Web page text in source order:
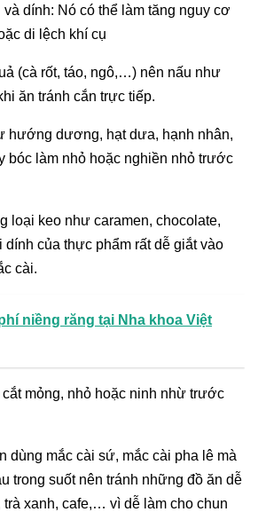
dính: Nó có thể làm tăng nguy cơ
di lệch khí cụ
(cà rốt, táo, ngô,…) nên nấu như
ăn tránh cắn trực tiếp.
hướng dương, hạt dưa, hạnh nhân,
bóc làm nhỏ hoặc nghiền nhỏ trước
loại keo như caramen, chocolate,
của thực phẩm rất dễ giắt vào
cài.
niềng răng tại Nha khoa Việt
mỏng, nhỏ hoặc ninh nhừ trước
dùng mắc cài sứ, mắc cài pha lê mà
trong suốt nên tránh những đồ ăn dễ
trà xanh, cafe,… vì dễ làm cho chun